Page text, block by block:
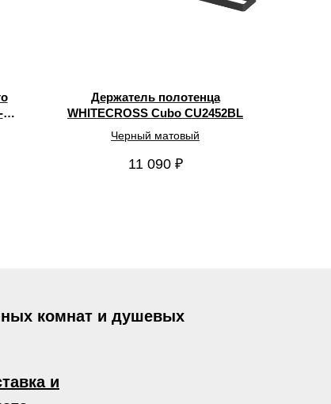
Держатель полотенца
WHITECROSS Cubo CU2452BL
Черный матовый
11 090 ₽
и
комнат и душевых